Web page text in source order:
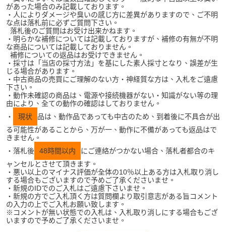
があった場合のみ記載しております。
・人によりダメージや臭いの感じ方に差異がありますので、ご不明
な点は落札前に必ずご質問下さい。
落札後のご質問はお受け出来かねます。
・明らかな補修については記載しておりますが、補修の有無が不明
な商品については記載しておりません。
補修についての返品はお受けできません。
・採寸は「当店の採寸方法」を基にした素人採寸となり、誤差が生
じる場合があります。
・中古商品の売買にご理解のない方・神経質な方は、入札をご遠慮
下さい。
・動作未確認の商品は、電源や接続機器がない・知識がない等の理
由により、全ての動作の確認はしておりません。
・
現状
品は、動作品であっても中古のため、到着後に不具合が出
る可能性があることから、万が一、動作に不備があっても返品はで
きません。
・落札後
48時間以内
にご連絡がつかない場合、落札者都合のキ
ャンセルとさせて頂きます。
・悪い以上のマイナス評価が全体の10％以上ある方は入札取り消し
する場合もございますので予めご了承くださいませ。
・新規のIDでのご入札はご遠慮下さいませ。
・新規の方でご入札頂く方は質問欄より取引意志がある旨コメント
の入力の上でご入札お願い致します。
※コメントが無い状態での入札は、入札取り消しにする場合もござ
いますので予めご了承くださいませ。